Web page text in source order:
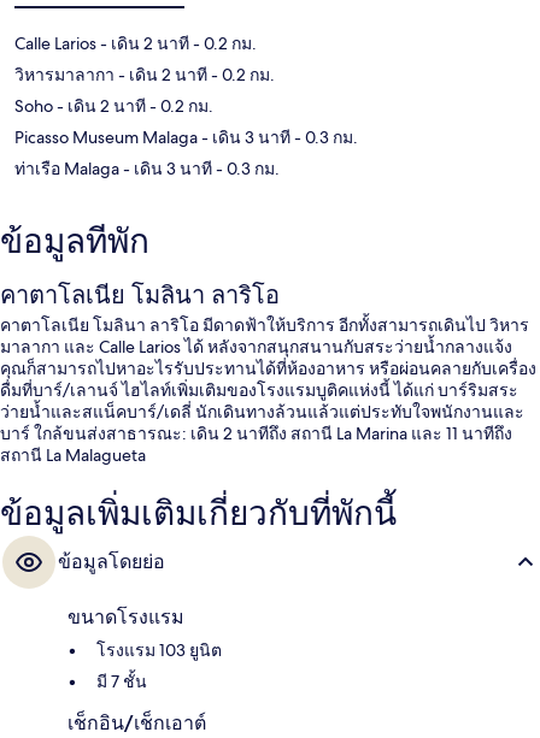
Calle Larios- เดิน 2 นาที- 0.2 กม.
วิหารมาลากา - เดิน 2 นาที- 0.2 กม.
Soho- เดิน 2 นาที- 0.2 กม.
Picasso Museum Malaga- เดิน 3 นาที- 0.3 กม.
ท่าเรือ Malaga- เดิน 3 นาที- 0.3 กม.
ข้อมูลที่พัก
คาตาโลเนีย โมลินา ลาริโอ
คาตาโลเนีย โมลินา ลาริโอ มีดาดฟ้าให้บริการ อีกทั้งสามารถเดินไป วิหาร
มาลากา และ Calle Larios ได้ หลังจากสนุกสนานกับสระว่ายน้ำกลางแจ้ง
คุณก็สามารถไปหาอะไรรับประทานได้ที่ห้องอาหาร หรือผ่อนคลายกับเครื่อง
ดื่มที่บาร์/เลานจ์ ไฮไลท์เพิ่มเติมของโรงแรมบูติคแห่งนี้ ได้แก่ บาร์ริมสระ
ว่ายน้ำและสแน็คบาร์/เดลี่ นักเดินทางล้วนแล้วแต่ประทับใจพนักงานและ
บาร์ ใกล้ขนส่งสาธารณะ: เดิน 2 นาทีถึง สถานี La Marina และ 11 นาทีถึง
สถานี La Malagueta
ข้อมูลเพิ่มเติมเกี่ยวกับที่พักนี้
ข้อมูลโดยย่อ
ขนาดโรงแรม
โรงแรม 103 ยูนิต
มี 7 ชั้น
เช็กอิน/เช็กเอาต์